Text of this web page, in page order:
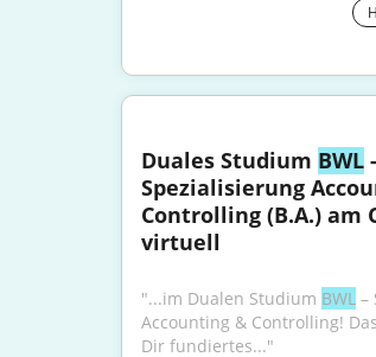
Duales Studium BWL -
Spezialisierung
Controlling (B.A.) am
virtuell
"...im Dualen Studium BWL –
Accounting & Controlling!
Dir fundiertes..."